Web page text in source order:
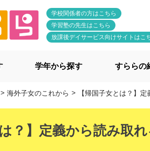
学校関係者の方はこちら
学習塾の先生はこちら
放課後デイサービス向けサイトはこ
学年から探す すららの
海外子女のこれから 【帰国子女とは？】定義から読
は？】定義から読み取